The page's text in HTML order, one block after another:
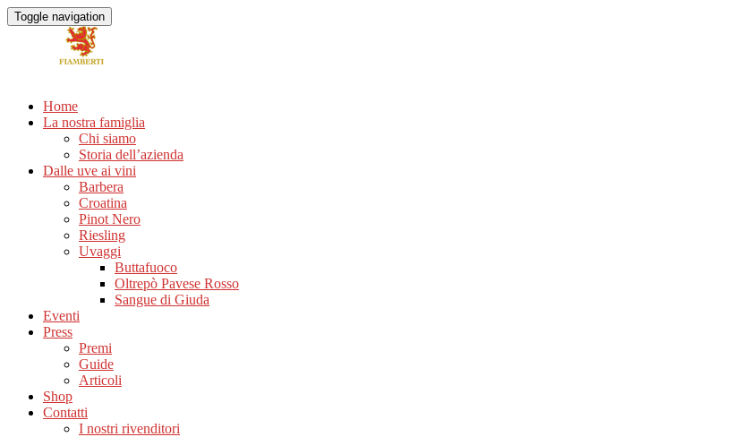
Toggle navigation
Home
La nostra famiglia
Chi siamo
Storia dell’azienda
Dalle uve ai vini
Barbera
Croatina
Pinot Nero
Riesling
Uvaggi
Buttafuoco
Oltrepò Pavese Rosso
Sangue di Giuda
Eventi
Press
Premi
Guide
Articoli
Shop
Contatti
I nostri rivenditori